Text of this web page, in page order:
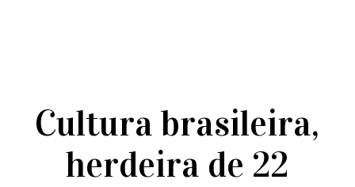
Cultura brasileira,
herdeira de 22